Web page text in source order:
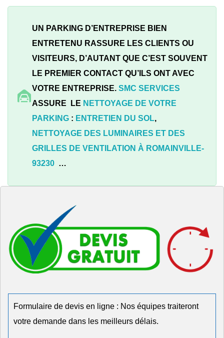
UN PARKING D’ENTREPRISE BIEN
ENTRETENU RASSURE LES CLIENTS OU
VISITEURS, D’AUTANT QUE C’EST SOUVENT
LE PREMIER CONTACT QU’ILS ONT AVEC
VOTRE ENTREPRISE. SMC SERVICES
ASSURE LE NETTOYAGE DE VOTRE
PARKING : ENTRETIEN DU SOL,
NETTOYAGE DES LUMINAIRES ET DES
GRILLES DE VENTILATION À ROMAINVILLE-
93230 …
Formulaire de devis en ligne : Nos équipes traiteront
votre demande dans les meilleurs délais.